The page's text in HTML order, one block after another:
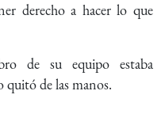
derecho a hacer lo que
de su equipo estaba
de las manos.